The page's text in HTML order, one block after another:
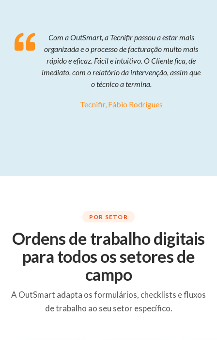
Com a OutSmart, a Tecnifir passou a estar mais
organizada e o processo de facturação muito mais
rápido e eficaz. Fácil e intuitivo. O Cliente fica, de
imediato, com o relatório da intervenção, assim que
o técnico a termina.
Tecnifir, Fábio Rodrigues
POR SETOR
Ordens de trabalho digitais
para todos os setores de
campo
A OutSmart adapta os formulários, checklists e fluxos
de trabalho ao seu setor específico.